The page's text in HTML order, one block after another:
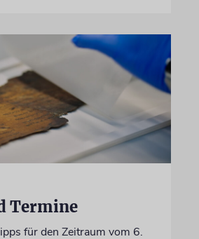
Termine
für den Zeitraum vom 6.